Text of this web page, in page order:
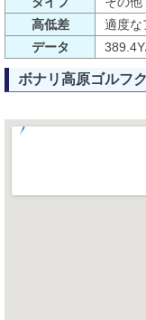
高低差
適度な
データ
ボナリ高原ゴルフ